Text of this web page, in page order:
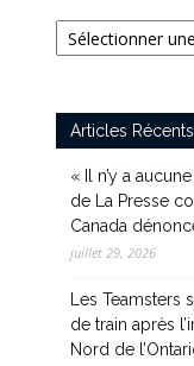
Catégories
Articles Récents
« Il n’y a
de La Presse
Canada
juillet 29, 2026
Les Teamsters
de train après
Nord de